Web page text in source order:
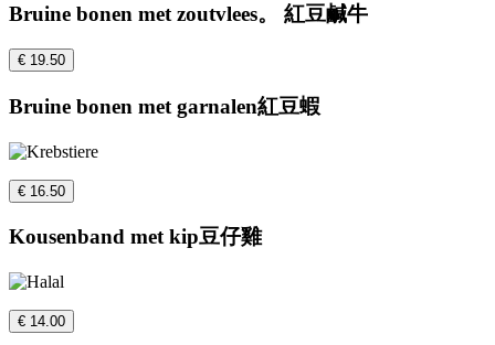
Bruine bonen met zoutvlees。 紅豆鹹牛
€ 19.50
Bruine bonen met garnalen紅豆蝦
€ 16.50
Kousenband met kip豆仔雞
€ 14.00